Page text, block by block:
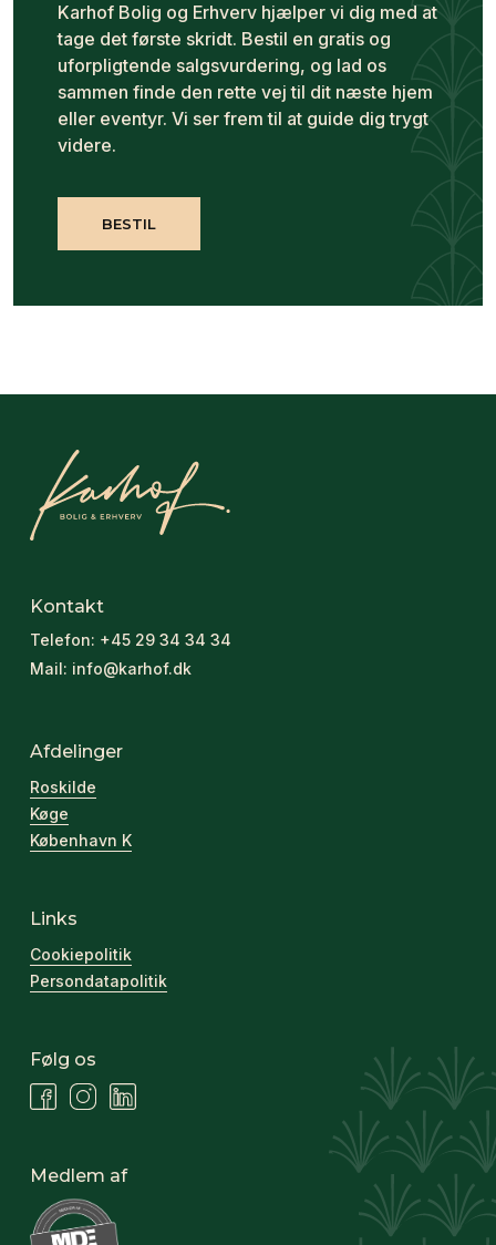
Karhof Bolig og Erhverv hjælper vi dig med at
tage det første skridt. Bestil en gratis og
uforpligtende salgsvurdering, og lad os
sammen finde den rette vej til dit næste hjem
eller eventyr. Vi ser frem til at guide dig trygt
videre.
BESTIL
Kontakt
Telefon: +45 29 34 34 34
Mail: info@karhof.dk
Afdelinger
Roskilde
Køge
København K
Links
Cookiepolitik
Persondatapolitik
Følg os
Medlem af